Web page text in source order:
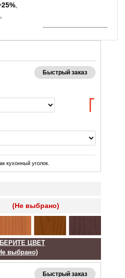
Быстрый заказ
кухонный уголок.
(Не выбрано)
ЦВЕТ
выбрано)
Быстрый заказ